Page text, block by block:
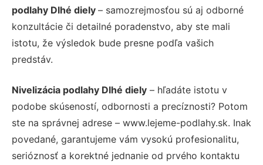
podlahy Dlhé diely – samozrejmosťou sú aj odborné
konzultácie či detailné poradenstvo, aby ste mali
istotu, že výsledok bude presne podľa vašich
predstáv.
Nivelizácia podlahy Dlhé diely – hľadáte istotu v
podobe skúseností, odbornosti a precíznosti? Potom
ste na správnej adrese – www.lejeme-podlahy.sk. Inak
povedané, garantujeme vám vysokú profesionalitu,
serióznosť a korektné jednanie od prvého kontaktu